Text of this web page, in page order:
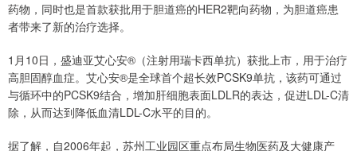
药物，同时也是首款获批用于胆道癌的HER2靶向药物，为胆道癌患
者带来了新的治疗选择。
1月10日，盛迪亚艾心安®（注射用瑞卡西单抗）获批上市，用于治疗
高胆固醇血症。艾心安®是全球首个超长效PCSK9单抗，该药可通过
与循环中的PCSK9结合，增加肝细胞表面LDLR的表达，促进LDL-C清
除，从而达到降低血清LDL-C水平的目的。
据了解，自2006年起，苏州工业园区重点布局生物医药及大健康产